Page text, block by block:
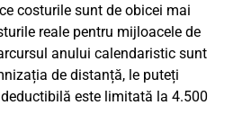
costurile sunt de obicei mai
reale pentru mijloacele de
anului calendaristic sunt
de distanță, le puteți
este limitată la 4.500